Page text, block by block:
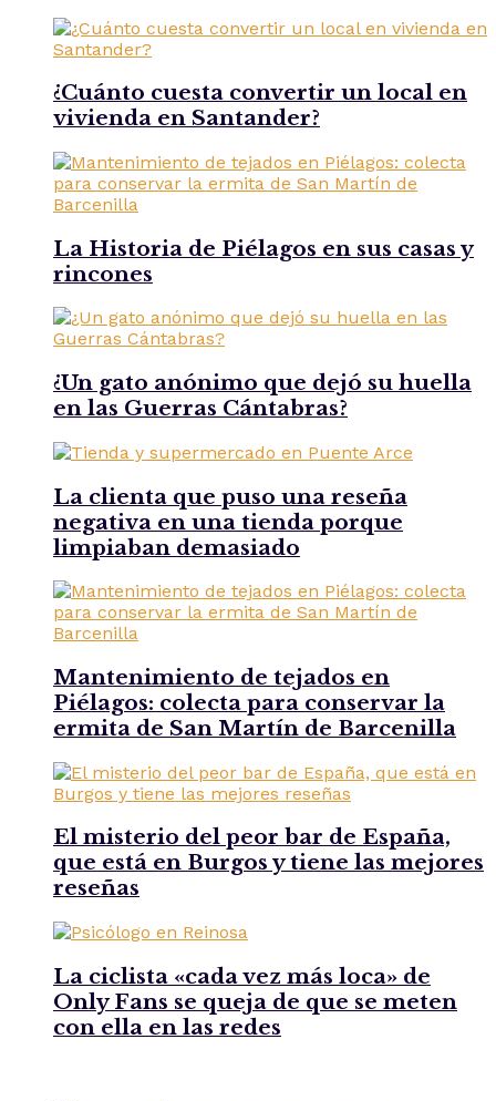
¿Cuánto cuesta convertir un local en
vivienda en Santander?
La Historia de Piélagos en sus casas y
rincones
¿Un gato anónimo que dejó su huella
en las Guerras Cántabras?
La clienta que puso una reseña
negativa en una tienda porque
limpiaban demasiado
Mantenimiento de tejados en
Piélagos: colecta para conservar la
ermita de San Martín de Barcenilla
El misterio del peor bar de España,
que está en Burgos y tiene las mejores
reseñas
La ciclista «cada vez más loca» de
Only Fans se queja de que se meten
con ella en las redes